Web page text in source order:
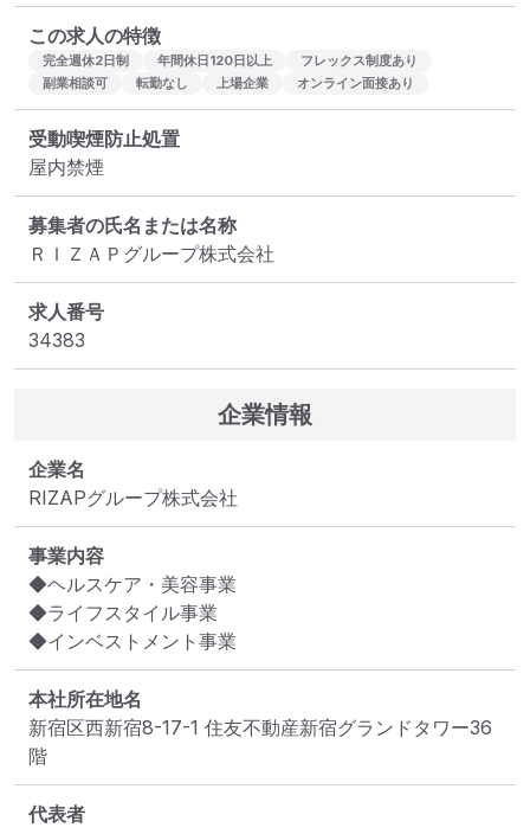
この求人の特徴
完全週休2日制 年間休日120日以上
フレックス制度あり
副業相談可
転勤なし 上場企業 オンライン面接あり
受動喫煙防止処置
屋内禁煙
募集者の氏名または名称
ＲＩＺＡＰグループ株式会社
求人番号
34383
企業情報
企業名
RIZAPグループ株式会社
事業内容
◆ヘルスケア・美容事業
◆ライフスタイル事業
◆インベストメント事業
本社所在地名
新宿区西新宿8-17-1 住友不動産新宿グランドタワー36
階
代表者